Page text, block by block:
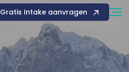
Gratis Intake aanvragen